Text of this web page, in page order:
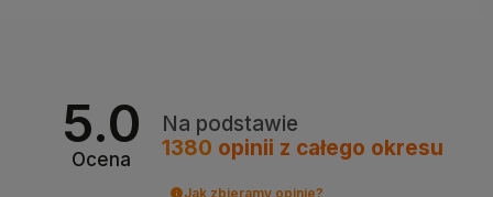
5.0
Ocena
Na podstawie
1380 opinii z całego okresu
Jak zbieramy opinie?